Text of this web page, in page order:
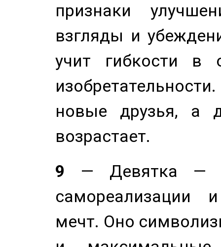
признаки
взгляды и
учит гибкости в
новые друзья, а
возрастает.
9 — Девятка —
самореализации
мечт. Оно